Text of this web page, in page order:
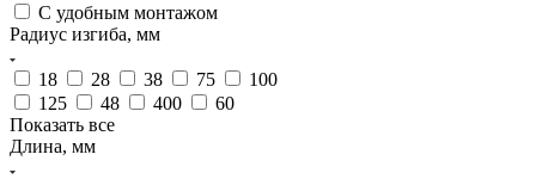
С удобным монтажом
Радиус изгиба, мм
18 28 38 75
100
125
48 400
60
Показать все
Длина, мм